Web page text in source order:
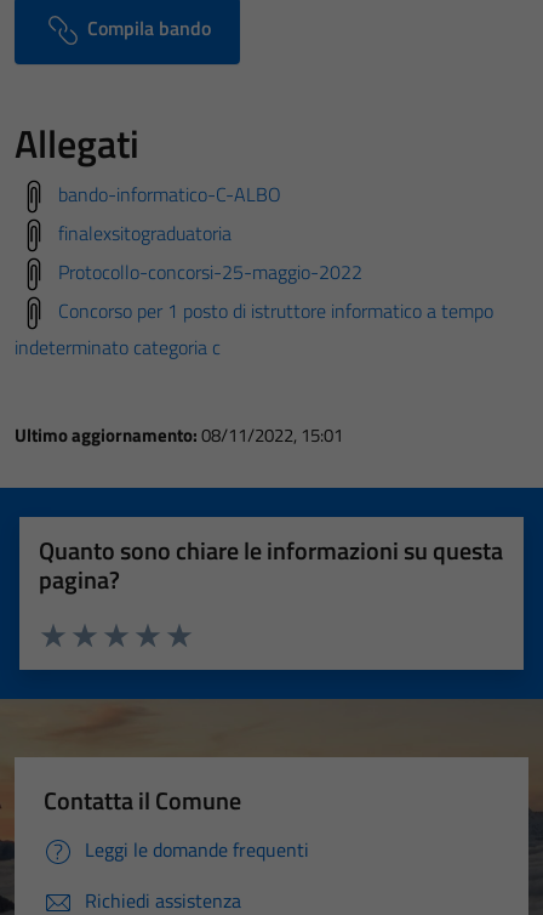
Compila bando
Allegati
bando-informatico-C-ALBO
finalexsitograduatoria
Protocollo-concorsi-25-maggio-2022
Concorso per 1 posto di istruttore informatico a tempo
indeterminato categoria c
Ultimo aggiornamento:08/11/2022, 15:01
Quanto sono chiare le informazioni su questa
pagina?
Valuta 5 stelle su 5
Valuta 4 stelle su 5
Valuta 3 stelle su 5
Valuta 2 stelle su 5
Valuta 1 stelle su 5
Contatta il Comune
Leggi le domande frequenti
Richiedi assistenza